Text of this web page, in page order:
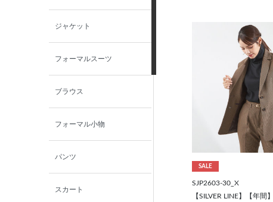
ジャケット
フォーマルスーツ
ブラウス
フォーマル小物
パンツ
スカート
SALE
SJP2603-30_X
【SILVER LINE】【年間